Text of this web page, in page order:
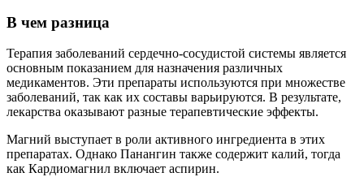
В чем разница
Терапия заболеваний сердечно-сосудистой системы является
основным показанием для назначения различных
медикаментов. Эти препараты используются при множестве
заболеваний, так как их составы варьируются. В результате,
лекарства оказывают разные терапевтические эффекты.
Магний выступает в роли активного ингредиента в этих
препаратах. Однако Панангин также содержит калий, тогда
как Кардиомагнил включает аспирин.